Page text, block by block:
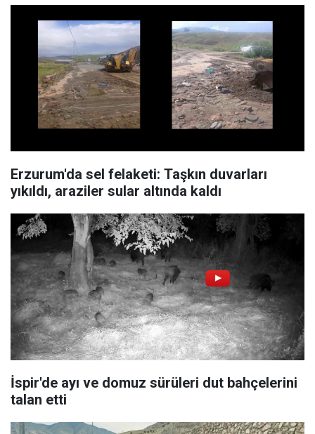
Erzurum'da sel felaketi: Taşkın duvarları
yıkıldı, araziler sular altında kaldı
İspir'de ayı ve domuz sürüleri dut bahçelerini
talan etti